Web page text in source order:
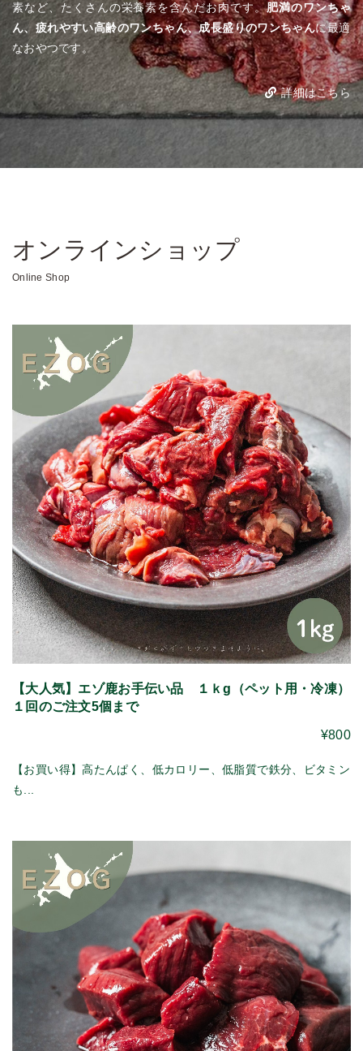
素など、たくさんの栄養素を含んだお肉です。肥満のワンちゃ
ん、疲れやすい高齢のワンちゃん、成長盛りのワンちゃんに最適
なおやつです。
詳細はこちら
オンラインショップ
Online Shop
【大人気】エゾ鹿お手伝い品 １ｋg（ペット用・冷凍）
１回のご注文5個まで
¥800
【お買い得】高たんぱく、低カロリー、低脂質で鉄分、ビタミン
も...